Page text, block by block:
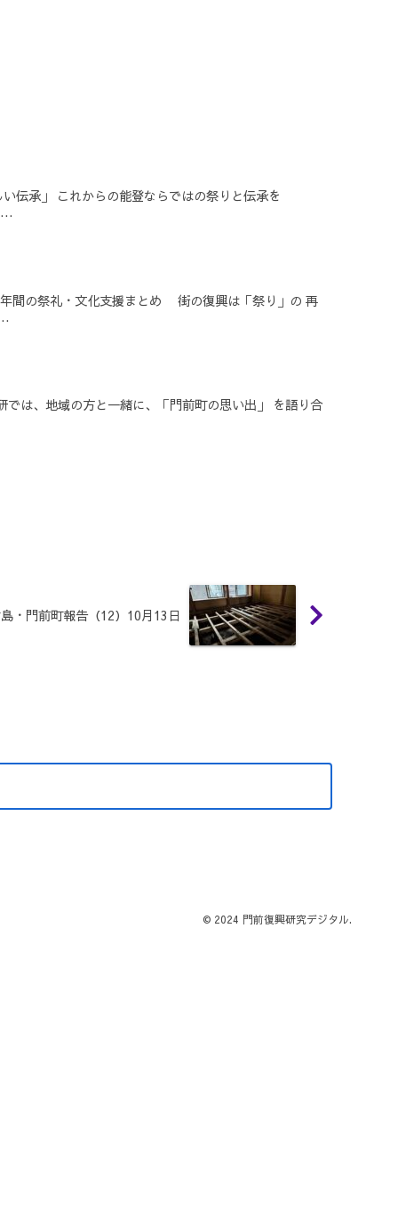
伝承」 これからの能登ならではの祭りと伝承を
間の祭礼・文化支援まとめ 街の復興は「祭り」の 再
は、地域の方と一緒に、「門前町の思い出」 を語り合
・門前町報告（12）10月13日
© 2024 門前復興研究デジタル.